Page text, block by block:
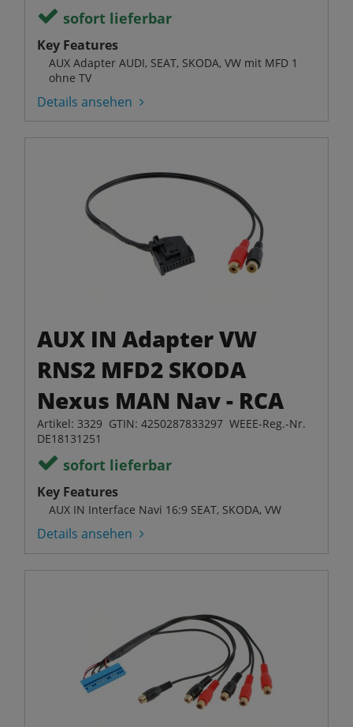
sofort lieferbar
Key Features
AUX Adapter AUDI, SEAT, SKODA, VW mit MFD 1
ohne TV
Details ansehen
AUX IN Adapter VW
RNS2 MFD2 SKODA
Nexus MAN Nav - RCA
Artikel: 3329 GTIN: 4250287833297 WEEE-Reg.-Nr.
DE18131251
sofort lieferbar
Key Features
AUX IN Interface Navi 16:9 SEAT, SKODA, VW
Details ansehen